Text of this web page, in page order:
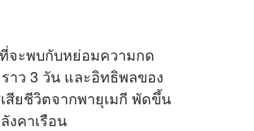
จะพบกับหย่อมความกด
าว 3 วัน และอิทธิพลของ
ยชีวิตจากพายุเมกี พัดขึ้น
งคาเรือน